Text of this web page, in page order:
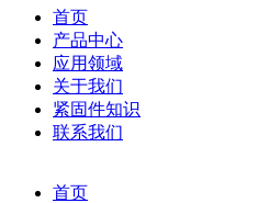
首页
产品中心
应用领域
关于我们
紧固件知识
联系我们
首页